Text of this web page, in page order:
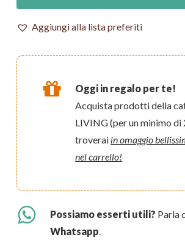
Aggiungi alla lista preferiti
Oggi in regalo per te!
Acquista prodotti della
LIVING (per un minimo di
troverai in omaggio
nel carrello!
Possiamo esserti utili? Parla
Whatsapp